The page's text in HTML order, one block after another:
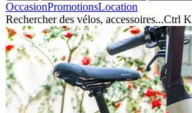
OccasionPromotionsLocation
Rechercher des vélos, accessoires...Ctrl K